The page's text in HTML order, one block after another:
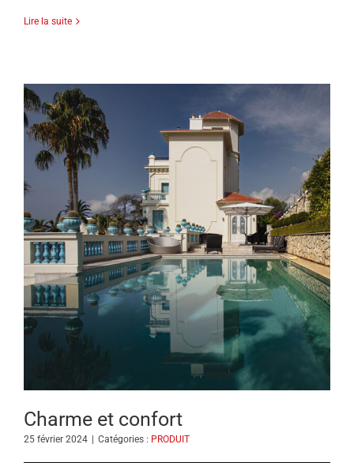
Lire la suite
Charme et confort
25 février 2024 Catégories : PRODUIT